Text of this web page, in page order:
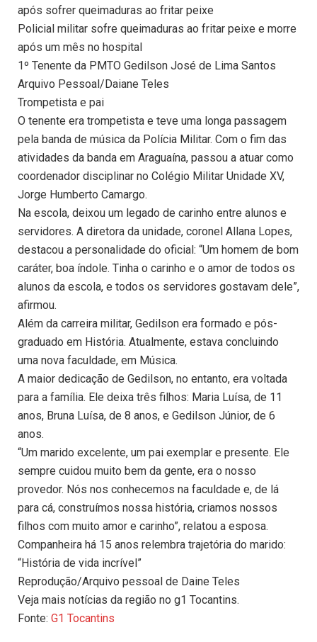
após sofrer queimaduras ao fritar peixe
Policial militar sofre queimaduras ao fritar peixe e morre
após um mês no hospital
1º Tenente da PMTO Gedilson José de Lima Santos
Arquivo Pessoal/Daiane Teles
Trompetista e pai
O tenente era trompetista e teve uma longa passagem
pela banda de música da Polícia Militar. Com o fim das
atividades da banda em Araguaína, passou a atuar como
coordenador disciplinar no Colégio Militar Unidade XV,
Jorge Humberto Camargo.
Na escola, deixou um legado de carinho entre alunos e
servidores. A diretora da unidade, coronel Allana Lopes,
destacou a personalidade do oficial: “Um homem de bom
caráter, boa índole. Tinha o carinho e o amor de todos os
alunos da escola, e todos os servidores gostavam dele”,
afirmou.
Além da carreira militar, Gedilson era formado e pós-
graduado em História. Atualmente, estava concluindo
uma nova faculdade, em Música.
A maior dedicação de Gedilson, no entanto, era voltada
para a família. Ele deixa três filhos: Maria Luísa, de 11
anos, Bruna Luísa, de 8 anos, e Gedilson Júnior, de 6
anos.
“Um marido excelente, um pai exemplar e presente. Ele
sempre cuidou muito bem da gente, era o nosso
provedor. Nós nos conhecemos na faculdade e, de lá
para cá, construímos nossa história, criamos nossos
filhos com muito amor e carinho”, relatou a esposa.
Companheira há 15 anos relembra trajetória do marido:
“História de vida incrível”
Reprodução/Arquivo pessoal de Daine Teles
Veja mais notícias da região no g1 Tocantins.
Fonte: G1 Tocantins